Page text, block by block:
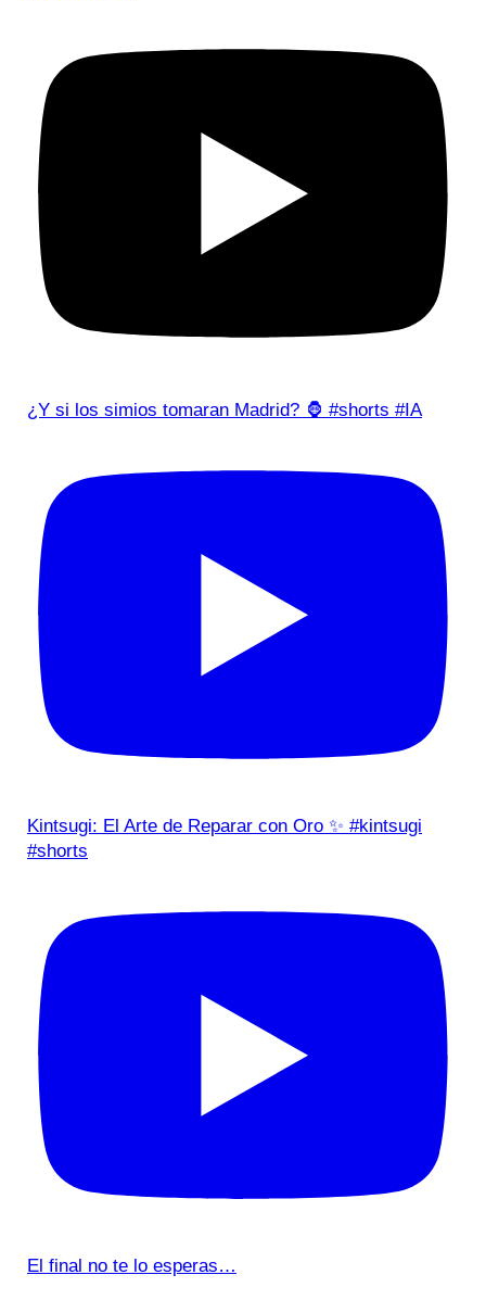
¿Y si los simios tomaran Madrid? 🦍 #shorts #IA
Kintsugi: El Arte de Reparar con Oro ✨ #kintsugi
#shorts
El final no te lo esperas…